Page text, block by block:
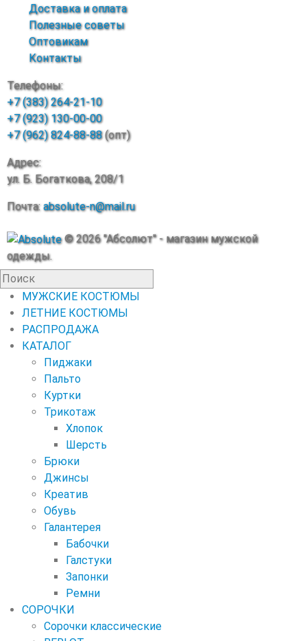
Доставка и оплата
Полезные советы
Оптовикам
Контакты
Телефоны:
+7 (383) 264-21-10
+7 (923) 130-00-00
+7 (962) 824-88-88(опт)
Адрес:
ул. Б. Богаткова, 208/1
Почта: absolute-n@mail.ru
© 2026 "Абсолют" - магазин мужской
одежды.
МУЖСКИЕ КОСТЮМЫ
ЛЕТНИЕ КОСТЮМЫ
РАСПРОДАЖА
КАТАЛОГ
Пиджаки
Пальто
Куртки
Трикотаж
Хлопок
Шерсть
Брюки
Джинсы
Креатив
Обувь
Галантерея
Бабочки
Галстуки
Запонки
Ремни
СОРОЧКИ
Сорочки классические